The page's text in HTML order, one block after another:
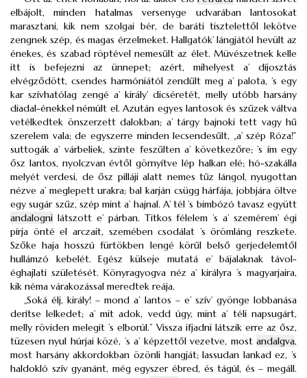
elbájolt, minden hatalmas versenyge udvarában lantosokat
marasztani, kik nem szolgai bér, de baráti tisztelettől lekötve
zengnek szép, és magas érzelmeket. Hallgatók’ lángjától hevült az
énekes, és szabad röptével nemesűlt az élet. Müvészetnek kelle
itt is befejezni az ünnepet; azért, mihelyest a’ díjosztás
elvégződött, csendes harmóniától zendűlt meg a’ palota, ’s egy
kar szívhatólag zengé a’ király’ dicséretét, melly utóbb harsány
diadal-énekkel némúlt el. Azután egyes lantosok és szűzek váltva
vetélkedtek önszerzett dalokban; a’ tárgy bajnoki tett vagy hű
szerelem vala; de egyszerre minden lecsendesűlt, „a’ szép Róza!”
suttogák a’ várbeliek, szinte feszűlten a’ következőre; ’s ím egy
ősz lantos, nyolczvan évtől görnyítve lép halkan elé; hó-szakálla
melyét verdesi, de ősz pilláji alatt nemes tűz lángol, nyugottan
nézve a’ meglepett urakra; bal karján csügg hárfája, jobbjára öltve
egy sugár szűz, szép mint a’ hajnal. A’ tél ’s bimbózó tavasz együtt
andalogni látszott e’ párban. Titkos félelem ’s a’ szemérem’ égi
pírja önté el arczait, szemében csodálat ’s örömláng reszkete.
Szőke haja hosszú fürtökben lengé körűl belső gerjedelemtől
hullámzó kebelét. Egész külseje mutatá e’ bájalaknak távol-
éghajlati születését. Könyragyogva néz a’ királyra ’s magyarjaira,
kik néma várakozással meredtek reája.
„Soká élj, király! – mond a’ lantos – e’ szív’ gyönge lobbanása
derítse lelkedet; a’ mit adok, vedd úgy, mint a’ téli napsugárt,
melly röviden melegit ’s elborúl.” Vissza ifjadni látszik erre az ősz,
tüzesen nyul húrjai közé, ’s a’ képzettől vezetve, most andalgva,
most harsány akkordokban özönli hangját; lassudan lankad ez, ’s
haldokló szív gyanánt, még egyszer ébred, és tágúl, és – megáll.